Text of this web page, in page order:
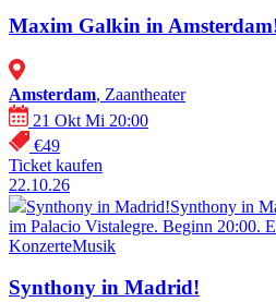
Maxim Galkin in
Amsterdam, Zaantheater
21 Okt Mi 20:00
€49
Ticket kaufen
22.10.26
Synthony in Madrid!Synthony in
im Palacio Vistalegre. Beginn 20:00.
KonzerteMusik
Synthony in Madrid!